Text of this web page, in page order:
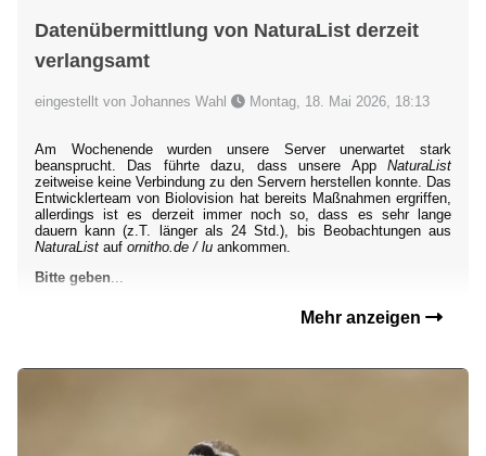
Datenübermittlung von NaturaList derzeit
verlangsamt
eingestellt von Johannes Wahl Montag, 18. Mai 2026, 18:13
Am Wochenende wurden unsere Server unerwartet stark
beansprucht. Das führte dazu, dass unsere App NaturaList
zeitweise keine Verbindung zu den Servern herstellen konnte. Das
Entwicklerteam von Biolovision hat bereits Maßnahmen ergriffen,
allerdings ist es derzeit immer noch so, dass es sehr lange
dauern kann (z.T. länger als 24 Std.), bis Beobachtungen aus
NaturaList auf ornitho.de / lu ankommen.
Bitte geben
Mehr anzeigen